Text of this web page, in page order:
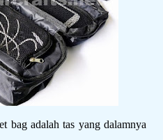
bag adalah tas yang dalamnya